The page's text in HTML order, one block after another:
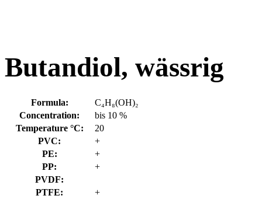
Butandiol, wässrig
Formula:
C₄H₈(OH)₂
Concentration:
bis 10 %
Temperature °C:
20
PVC:
+
PE:
+
PP:
+
PVDF:
PTFE:
+